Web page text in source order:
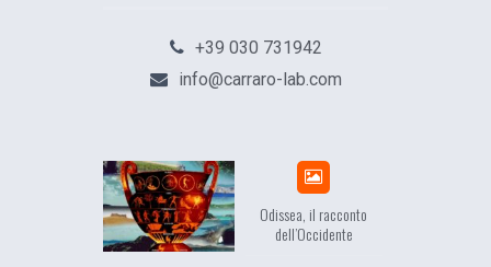
+39 030 731942
info@carraro-lab.com
Odissea, il racconto
dell’Occidente